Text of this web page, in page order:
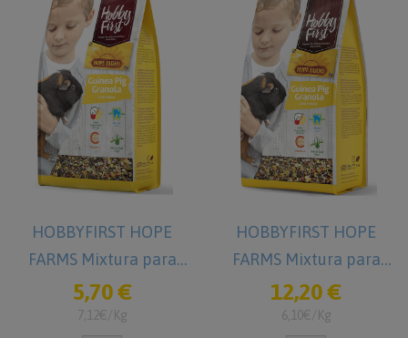
HOBBYFIRST HOPE
FARMS Mixtura para
Cobayas 800g
5,70 €
7,12€/Kg
HOBBYFIRST HOPE
FARMS Mixtura para
Cobayas 2 kg
12,20 €
6,10€/Kg